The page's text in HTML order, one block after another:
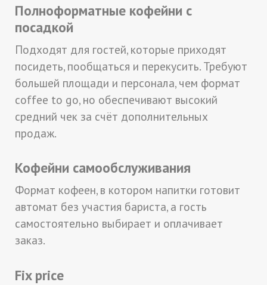
Полноформатные кофейни с
посадкой
Подходят для гостей, которые приходят
посидеть, пообщаться и перекусить. Требуют
большей площади и персонала, чем формат
coffee to go, но обеспечивают высокий
средний чек за счёт дополнительных
продаж.
Кофейни самообслуживания
Формат кофеен, в котором напитки готовит
автомат без участия бариста, а гость
самостоятельно выбирает и оплачивает
заказ.
Fix price